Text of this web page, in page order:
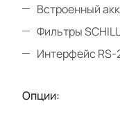
Встроенный
Фильтры
Интерфейс RS-
Опции: